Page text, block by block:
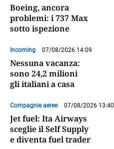
Boeing, ancora
problemi: i 737 Max
sotto ispezione
Incoming 07/08/2026 14:09
Nessuna vacanza:
sono 24,2 milioni
gli italiani a casa
Compagnie aeree 07/08/2026 13:40
Jet fuel: Ita Airways
sceglie il Self Supply
e diventa fuel trader